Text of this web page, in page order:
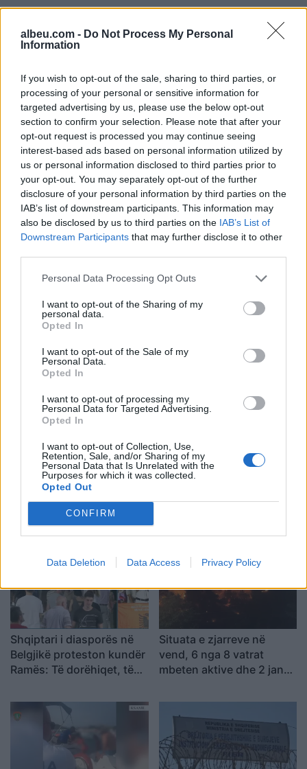
albeu.com - Do Not Process My Personal
Information
If you wish to opt-out of the sale, sharing to third parties, or
processing of your personal or sensitive information for
targeted advertising by us, please use the below opt-out
section to confirm your selection. Please note that after your
opt-out request is processed you may continue seeing
interest-based ads based on personal information utilized by
us or personal information disclosed to third parties prior to
your opt-out. You may separately opt-out of the further
disclosure of your personal information by third parties on the
IAB’s list of downstream participants. This information may
also be disclosed by us to third parties on the IAB’s List of
Downstream Participants that may further disclose it to other
Personal Data Processing Opt Outs
I want to opt-out of the Sharing of my
personal data.
Opted In
I want to opt-out of the Sale of my
Personal Data.
Opted In
I want to opt-out of processing my
Personal Data for Targeted Advertising.
Opted In
I want to opt-out of Collection, Use,
Retention, Sale, and/or Sharing of my
Personal Data that Is Unrelated with the
Purposes for which it was collected.
Opted Out
CONFIRM
Data Deletion Data Access Privacy Policy
Shtuarmë26.02.2025 21:03
Zelensky rikonfirmon në
Kosovën, deputeti
ukrainas: Gabim
ta njohë
tokë dhe rreth 250 rrënjë
Përfundon protesta e 71-
të qytetare, mesazhi i
qartë për qeverinë: “Nesër
më shumë”, kërkohet
Remzie Osmani
Shqiptari i diasporës në
Belgjikë proteston kundër
Ramës: Të dorëhiqet, të
Shqipërinë larg politikës
së vjetër
Situata e zjarreve në
vend, 6 nga 8 vatrat
mbeten aktive dhe 2 janë